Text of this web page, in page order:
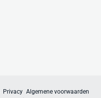
Privacy Algemene voorwaarden